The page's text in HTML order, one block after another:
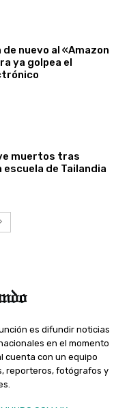
nuevo al «Amazon
ya golpea el
muertos tras
de Tailandia
es difundir noticias
en el momento
cuenta con un equipo
reporteros, fotógrafos y